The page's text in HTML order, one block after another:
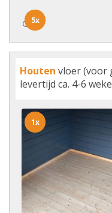
5x
5x
Houten vloer (voor
levertijd ca. 4-6
1x